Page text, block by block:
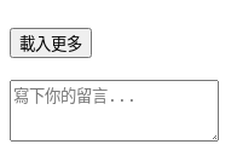
載入更多